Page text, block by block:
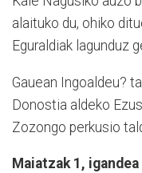
alaituko du, ohiko
Eguraldiak lagunduz
Gauean Ingoaldeu?
Donostia aldeko
Zozongo perkusio
Maiatzak 1, igandea